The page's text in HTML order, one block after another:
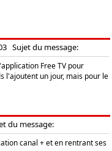
Sujet du message:
Free TV pour
l'ajoutent un jour, mais pour le
du message:
canal + et en rentrant ses